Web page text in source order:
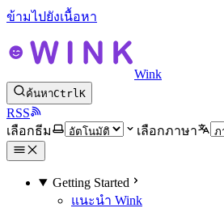
ข้ามไปยังเนื้อหา
Wink
ค้นหาCtrlK
RSS
เลือกธีม
เลือกภาษา
Getting Started
แนะนำ Wink